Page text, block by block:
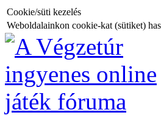
Cookie/süti kezelés
Weboldalainkon cookie-kat (sütiket)